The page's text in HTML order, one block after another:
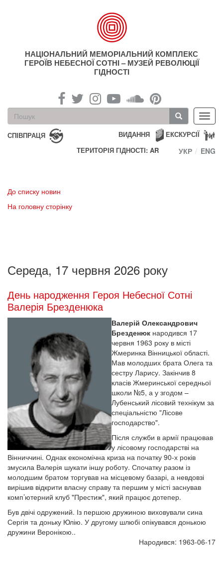
НАЦІОНАЛЬНИЙ МЕМОРІАЛЬНИЙ КОМПЛЕКС
ГЕРОЇВ НЕБЕСНОЇ СОТНІ – МУЗЕЙ РЕВОЛЮЦІЇ
ГІДНОСТІ
Пошукова
форма
Пошук
СПІВПРАЦЯ ЕКСКУРСІЇ
ВИДАННЯ
ТЕРИТОРІЯ ГІДНОСТІ: AR
УКР ENG
До списку новин
На головну сторінку
Середа, 17 червня 2026 року
День народження Героя Небесної Сотні
Валерія Брезденюка
Валерій Олександрович
Брезденюк народився 17
червня 1963 року в місті
Жмеринка Вінницької області.
Мав молодших брата Олега та
сестру Ларису. Закінчив 8
класів Жмеринської середньої
школи №5, а у згодом –
Лубенський лісовий технікум за
спеціальністю "Лісове
господарство".
Після служби в армії працював
у лісовому господарстві на
Вінниччині. Однак економічна криза на початку 90-х років
змусила Валерія шукати іншу роботу. Спочатку разом із
молодшим братом торгував на місцевому базарі, а невдовзі
вирішив відкрити власну справу та першим у місті заснував
комп’ютерний клуб "Престиж", який працює дотепер.
Був двічі одружений. Із першою дружиною виховували сина
Сергія та доньку Юлію. У другому шлюбі опікувався донькою
дружини Веронікою..
Народився: 1963-06-17